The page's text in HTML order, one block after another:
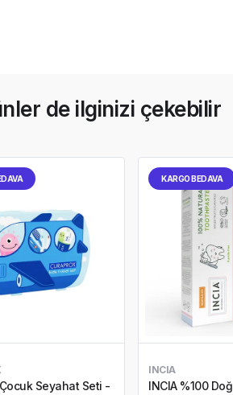
de ilginizi çekebilir
Seyahat Seti -
KARGO BEDAVA
INCIA
INCIA %100